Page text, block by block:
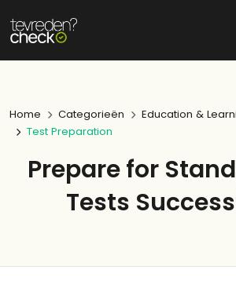
Home Categorieën
Education &
Test Preparation
Prepare for
Tests